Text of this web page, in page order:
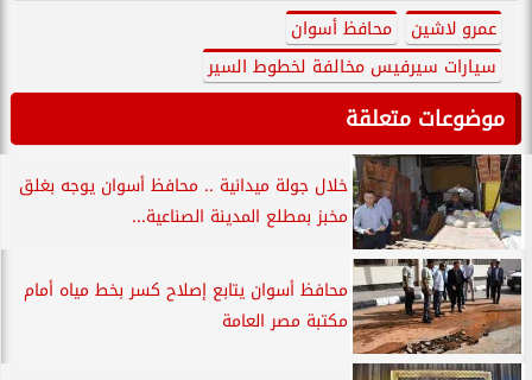
عمرو لاشين
محافظ أسوان
سيارات سيرفيس مخالفة لخطوط السير
موضوعات متعلقة
خلال جولة ميدانية .. محافظ أسوان يوجه بغلق
مخبز بمطلع المدينة الصناعية...
محافظ أسوان يتابع إصلاح كسر بخط مياه أمام
مكتبة مصر العامة